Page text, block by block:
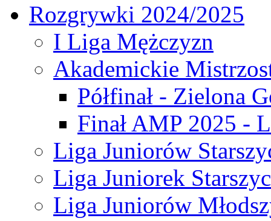
Rozgrywki 2024/2025
I Liga Mężczyzn
Akademickie
Półfinał - Zielona
Finał AMP 2025 -
Liga Juniorów
Liga Juniorek
Liga Juniorów